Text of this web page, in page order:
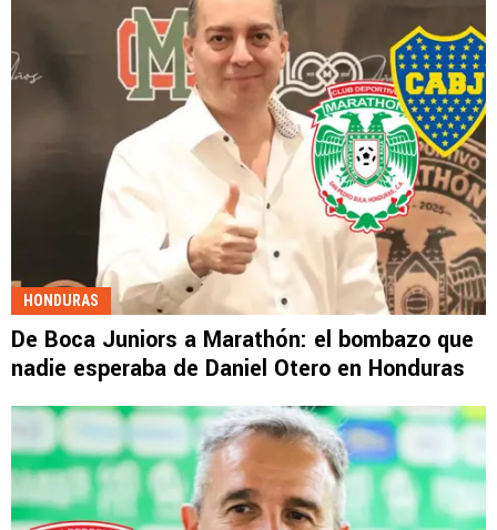
HONDURAS
De Boca Juniors a Marathón: el bombazo que
nadie esperaba de Daniel Otero en Honduras